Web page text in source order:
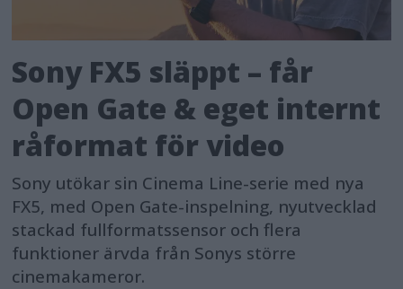
Sony FX5 släppt – får
Open Gate & eget internt
råformat för video
Sony utökar sin Cinema Line-serie med nya
FX5, med Open Gate-inspelning, nyutvecklad
stackad fullformatssensor och flera
funktioner ärvda från Sonys större
cinemakameror.